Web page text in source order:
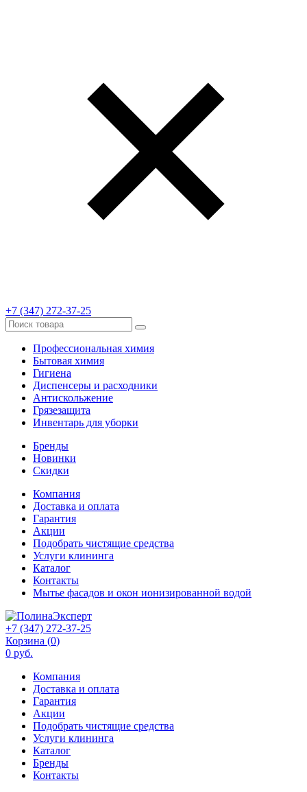
+7 (347) 272-37-25
Профессиональная химия
Бытовая химия
Гигиена
Диспенсеры и расходники
Антискольжение
Грязезащита
Инвентарь для уборки
Бренды
Новинки
Скидки
Компания
Доставка и оплата
Гарантия
Акции
Подобрать чистящие средства
Услуги клининга
Каталог
Контакты
Мытье фасадов и окон ионизированной водой
+7 (347) 272-37-25
Корзина (0)
0 руб.
Компания
Доставка и оплата
Гарантия
Акции
Подобрать чистящие средства
Услуги клининга
Каталог
Бренды
Контакты